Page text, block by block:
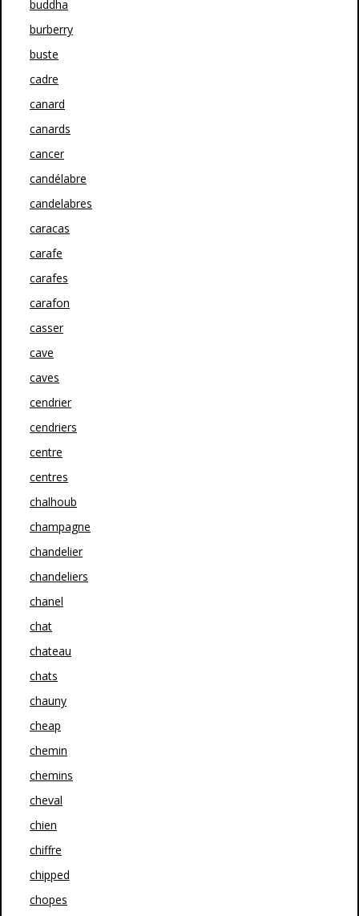
buddha
burberry
buste
cadre
canard
canards
cancer
candélabre
candelabres
caracas
carafe
carafes
carafon
casser
cave
caves
cendrier
cendriers
centre
centres
chalhoub
champagne
chandelier
chandeliers
chanel
chat
chateau
chats
chauny
cheap
chemin
chemins
cheval
chien
chiffre
chipped
chopes